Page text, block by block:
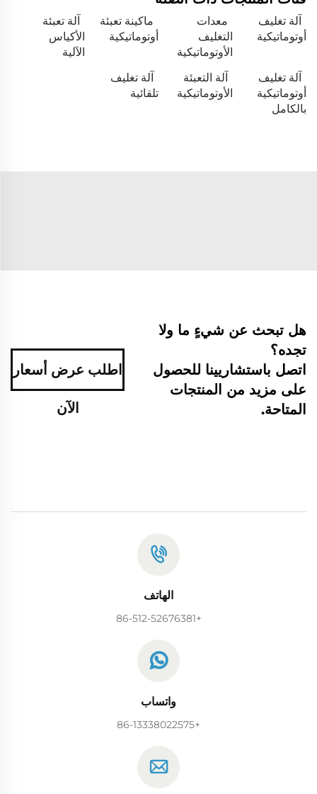
آلة تغليف
أوتوماتيكية
معدات
التغليف
الأوتوماتيكية
ماكينة تعبئة
أوتوماتيكية
آلة تعبئة
الأكياس
الآلية
آلة تغليف
أوتوماتيكية
بالكامل
آلة التعبئة
الأوتوماتيكية
آلة تغليف
تلقائية
هل تبحث عن شيءٍ ما ولا
تجده؟
اتصل باستشاريينا للحصول
على مزيد من المنتجات
المتاحة.
اطلب عرض أسعار
الآن
الهاتف
+86-512-52676381
واتساب
+86-13338022575